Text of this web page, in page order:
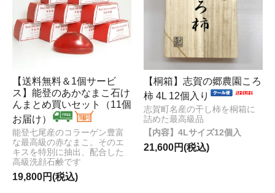
【送料無料＆1個サービ
ス】能登のあかなまこ石け
んまとめ買いセット（11個
お届け）
能登七尾産のコラーゲン豊富
な最高級の赤なまこ。そのエ
キスを特別に抽出、配合した
高級洗顔石鹸です
19,800円(税込)
【桐箱】志賀の郷農園ころ
柿 4L 12個入り
志賀町名産の干し柿を桐箱に
詰めた最高級品
4Lサイズ12個入
21,600円(税込)